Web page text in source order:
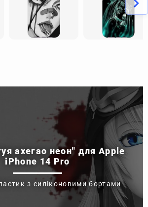
ахегао неон" для Apple
iPhone 14 Pro
з силіконовими бортами